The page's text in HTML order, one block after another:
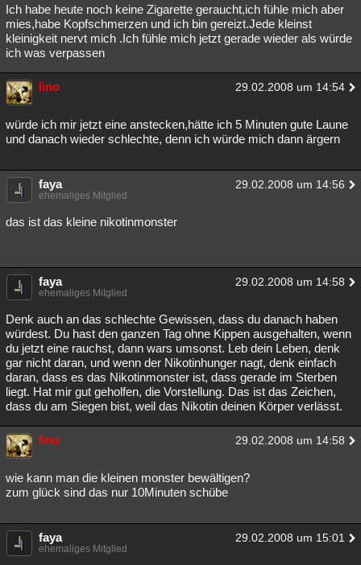
Ich habe heute noch keine Zigarette geraucht,ich fühle mich aber
mies,habe Kopfschmerzen und ich bin gereizt.Jede kleinst
kleinigkeit nervt mich .Ich fühle mich jetzt gerade wieder als würde
ich was verpassen
lino 29.02.2008 um 14:54
würde ich mir jetzt eine anstecken,hätte ich 5 Minuten gute Laune
und danach wieder schlechte, denn ich würde mich dann ärgern
faya 29.02.2008 um 14:56
ehemaliges Mitglied
das ist das kleine nikotinmonster
faya 29.02.2008 um 14:58
ehemaliges Mitglied
Denk auch an das schlechte Gewissen, dass du danach haben
würdest. Du hast den ganzen Tag ohne Kippen ausgehalten, wenn
du jetzt eine rauchst, dann wars umsonst. Leb dein Leben, denk
gar nicht daran, und wenn der Nikotinhunger nagt, denk einfach
daran, dass es das Nikotinmonster ist, dass gerade im Sterben
liegt. Hat mir gut geholfen, die Vorstellung. Das ist das Zeichen,
dass du am Siegen bist, weil das Nikotin deinen Körper verlässt.
lino 29.02.2008 um 14:58
wie kann man die kleinen monster bewältigen?
zum glück sind das nur 10Minuten schübe
faya 29.02.2008 um 15:01
ehemaliges Mitglied